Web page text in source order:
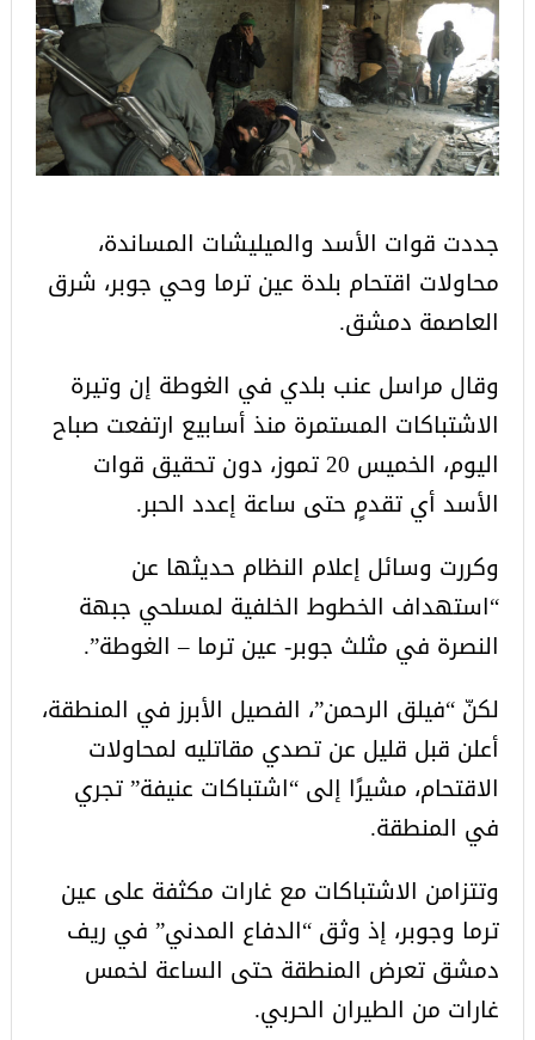
جددت قوات الأسد والميليشات المساندة،
محاولات اقتحام بلدة عين ترما وحي جوبر، شرق
العاصمة دمشق.
وقال مراسل عنب بلدي في الغوطة إن وتيرة
الاشتباكات المستمرة منذ أسابيع ارتفعت صباح
اليوم، الخميس 20 تموز، دون تحقيق قوات
الأسد أي تقدمٍ حتى ساعة إعدد الحبر.
وكررت وسائل إعلام النظام حديثها عن
“استهداف الخطوط الخلفية لمسلحي جبهة
النصرة في مثلث جوبر- عين ترما – الغوطة”.
لكنّ “فيلق الرحمن”، الفصيل الأبرز في المنطقة،
أعلن قبل قليل عن تصدي مقاتليه لمحاولات
الاقتحام، مشيرًا إلى “اشتباكات عنيفة” تجري
في المنطقة.
وتتزامن الاشتباكات مع غارات مكثفة على عين
ترما وجوبر، إذ وثق “الدفاع المدني” في ريف
دمشق تعرض المنطقة حتى الساعة لخمس
غارات من الطيران الحربي.